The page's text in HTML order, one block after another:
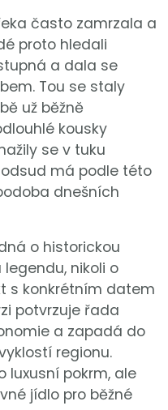
často zamrzala a
proto hledali
a dala se
Tou se staly
už běžně
kousky
se v tuku
má podle této
dnešních
o historickou
nikoli o
s konkrétním datem
potvrzuje řada
a zapadá do
regionu.
luxusní pokrm, ale
jídlo pro běžné